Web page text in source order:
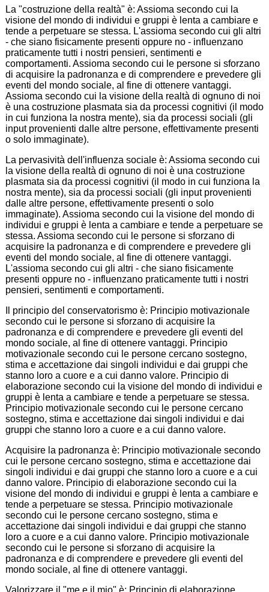
La "costruzione della realtà" è: Assioma secondo cui la
visione del mondo di individui e gruppi è lenta a cambiare e
tende a perpetuare se stessa. L'assioma secondo cui gli altri
- che siano fisicamente presenti oppure no - influenzano
praticamente tutti i nostri pensieri, sentimenti e
comportamenti. Assioma secondo cui le persone si sforzano
di acquisire la padronanza e di comprendere e prevedere gli
eventi del mondo sociale, al fine di ottenere vantaggi.
Assioma secondo cui la visione della realtà di ognuno di noi
è una costruzione plasmata sia da processi cognitivi (il modo
in cui funziona la nostra mente), sia da processi sociali (gli
input provenienti dalle altre persone, effettivamente presenti
o solo immaginate).
La pervasività dell'influenza sociale è: Assioma secondo cui
la visione della realtà di ognuno di noi è una costruzione
plasmata sia da processi cognitivi (il modo in cui funziona la
nostra mente), sia da processi sociali (gli input provenienti
dalle altre persone, effettivamente presenti o solo
immaginate). Assioma secondo cui la visione del mondo di
individui e gruppi è lenta a cambiare e tende a perpetuare se
stessa. Assioma secondo cui le persone si sforzano di
acquisire la padronanza e di comprendere e prevedere gli
eventi del mondo sociale, al fine di ottenere vantaggi.
L'assioma secondo cui gli altri - che siano fisicamente
presenti oppure no - influenzano praticamente tutti i nostri
pensieri, sentimenti e comportamenti.
Il principio del conservatorismo è: Principio motivazionale
secondo cui le persone si sforzano di acquisire la
padronanza e di comprendere e prevedere gli eventi del
mondo sociale, al fine di ottenere vantaggi. Principio
motivazionale secondo cui le persone cercano sostegno,
stima e accettazione dai singoli individui e dai gruppi che
stanno loro a cuore e a cui danno valore. Principio di
elaborazione secondo cui la visione del mondo di individui e
gruppi è lenta a cambiare e tende a perpetuare se stessa.
Principio motivazionale secondo cui le persone cercano
sostegno, stima e accettazione dai singoli individui e dai
gruppi che stanno loro a cuore e a cui danno valore.
Acquisire la padronanza è: Principio motivazionale secondo
cui le persone cercano sostegno, stima e accettazione dai
singoli individui e dai gruppi che stanno loro a cuore e a cui
danno valore. Principio di elaborazione secondo cui la
visione del mondo di individui e gruppi è lenta a cambiare e
tende a perpetuare se stessa. Principio motivazionale
secondo cui le persone cercano sostegno, stima e
accettazione dai singoli individui e dai gruppi che stanno
loro a cuore e a cui danno valore. Principio motivazionale
secondo cui le persone si sforzano di acquisire la
padronanza e di comprendere e prevedere gli eventi del
mondo sociale, al fine di ottenere vantaggi.
Valorizzare il "me e il mio" è: Principio di elaborazione